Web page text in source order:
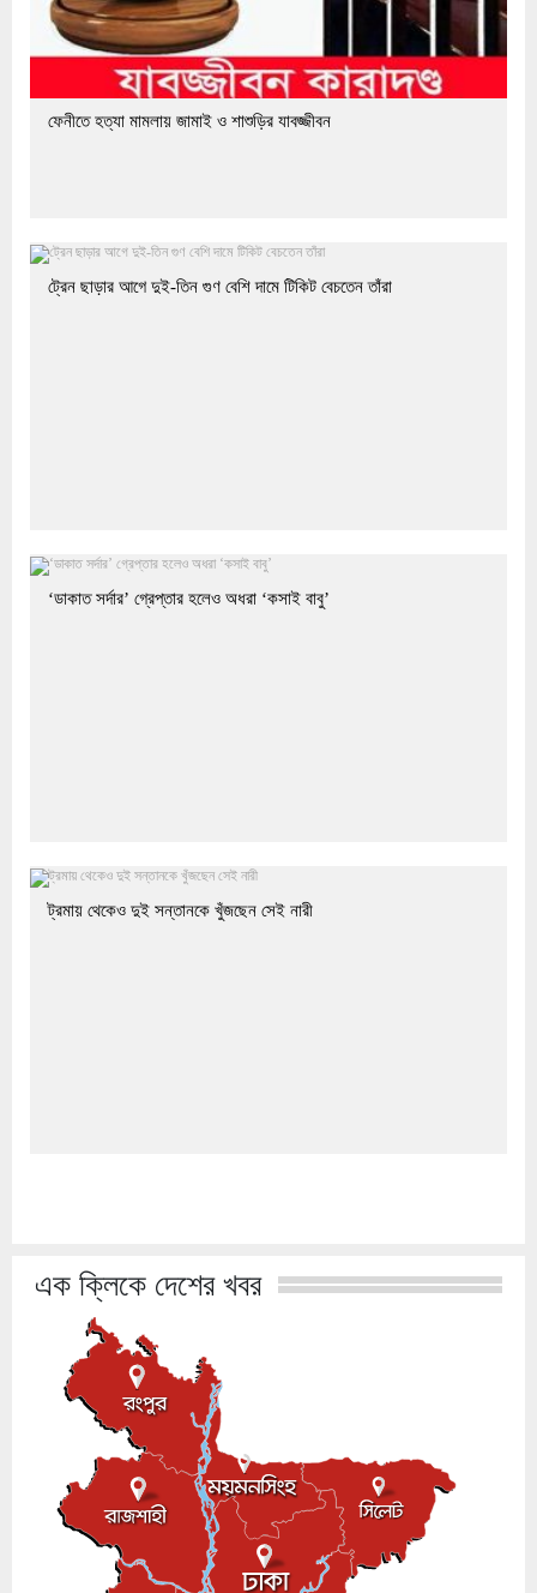
ফেনীতে হত্যা মামলায় জামাই ও শাশুড়ির যাবজ্জীবন
ট্রেন ছাড়ার আগে দুই-তিন গুণ বেশি দামে টিকিট বেচতেন তাঁরা
‘ডাকাত সর্দার’ গ্রেপ্তার হলেও অধরা ‘কসাই বাবু’
ট্রমায় থেকেও দুই সন্তানকে খুঁজছেন সেই নারী
এক ক্লিকে দেশের খবর